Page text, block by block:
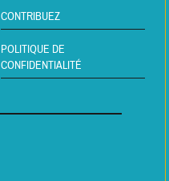
CONTRIBUEZ
POLITIQUE DE
CONFIDENTIALITÉ